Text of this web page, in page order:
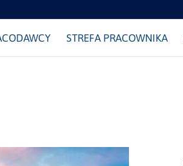
STREFA PRACOWNIKA